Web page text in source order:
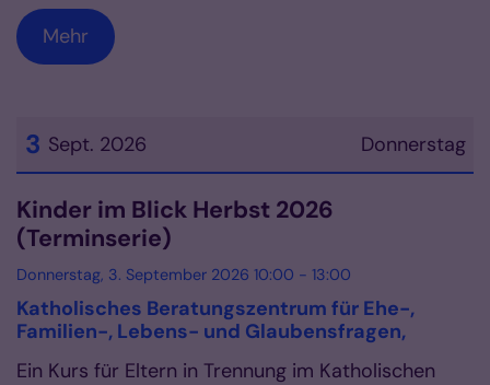
Mehr
Donnerstag
3 Sept. 2026
Datum: 3. September 2026
Kinder im Blick Herbst 2026
(Terminserie)
Donnerstag, 3. September 2026 10:00 - 13:00
Katholisches Beratungszentrum für Ehe-,
Familien-, Lebens- und Glaubensfragen,
Ein Kurs für Eltern in Trennung im Katholischen